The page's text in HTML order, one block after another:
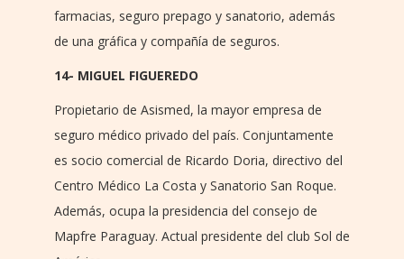
farmacias, seguro prepago y sanatorio, además
de una gráfica y compañía de seguros.
14- MIGUEL FIGUEREDO
Propietario de Asismed, la mayor empresa de
seguro médico privado del país. Conjuntamente
es socio comercial de Ricardo Doria, directivo del
Centro Médico La Costa y Sanatorio San Roque.
Además, ocupa la presidencia del consejo de
Mapfre Paraguay. Actual presidente del club Sol de